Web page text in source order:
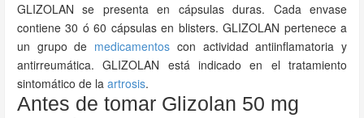
GLIZOLAN se presenta en cápsulas duras. Cada envase
contiene 30 ó 60 cápsulas en blisters. GLIZOLAN pertenece a
un grupo de medicamentos con actividad antiinflamatoria y
antirreumática. GLIZOLAN está indicado en el tratamiento
sintomático de la artrosis.
Antes de tomar Glizolan 50 mg